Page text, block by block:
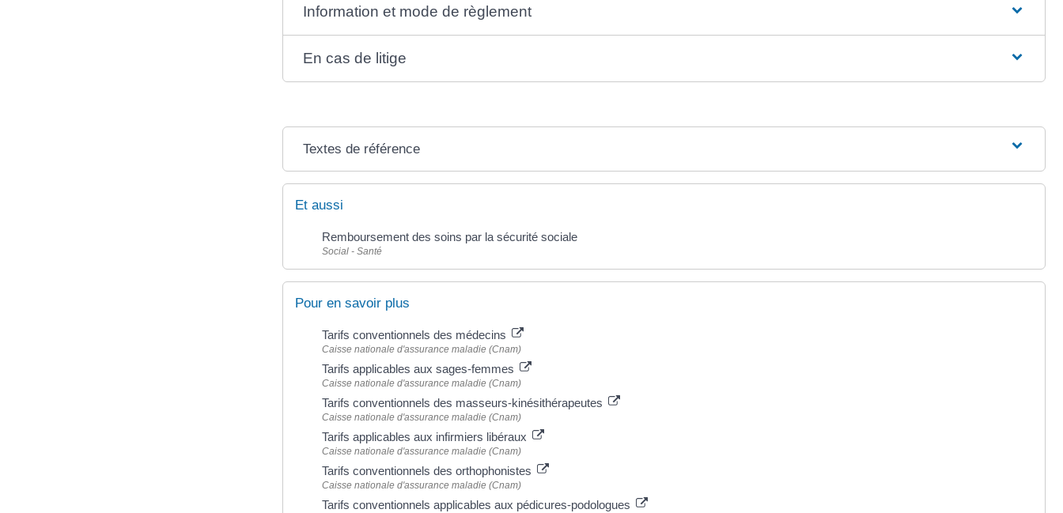
Information et mode de règlement
En cas de litige
Textes de référence
Et aussi
Remboursement des soins par la sécurité sociale
Social - Santé
Pour en savoir plus
Tarifs conventionnels des médecins
Caisse nationale d'assurance maladie (Cnam)
Tarifs applicables aux sages-femmes
Caisse nationale d'assurance maladie (Cnam)
Tarifs conventionnels des masseurs-kinésithérapeutes
Caisse nationale d'assurance maladie (Cnam)
Tarifs applicables aux infirmiers libéraux
Caisse nationale d'assurance maladie (Cnam)
Tarifs conventionnels des orthophonistes
Caisse nationale d'assurance maladie (Cnam)
Tarifs conventionnels applicables aux pédicures-podologues